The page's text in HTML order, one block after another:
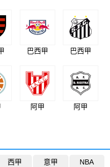
巴西甲 巴西甲
阿甲 阿甲
西甲 意甲 NBA